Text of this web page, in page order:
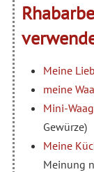
Meine
meine
Mini-
Gewürze)
Meine
Meinung